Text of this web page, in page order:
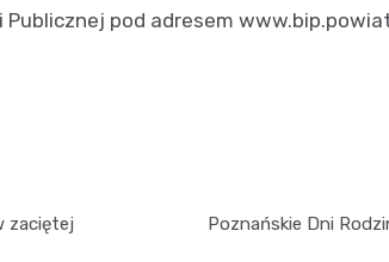
pod adresem
zaciętej
Poznańskie Dni